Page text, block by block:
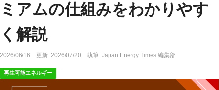
ミアムの仕組みをわかりやす
く解説
2026/06/16 更新: 2026/07/20 執筆: Japan Energy Times 編集部
再生可能エネルギー